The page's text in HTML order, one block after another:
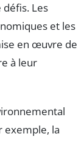
défis. Les
et les
en œuvre de
à leur
exemple, la